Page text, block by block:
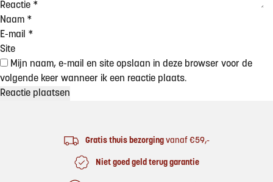
Reactie *
Naam *
E-mail *
Site
Mijn naam, e-mail en site opslaan in deze browser voor de
volgende keer wanneer ik een reactie plaats.
Gratis thuis bezorgingvanaf €59,-
Niet goed geld terug garantie